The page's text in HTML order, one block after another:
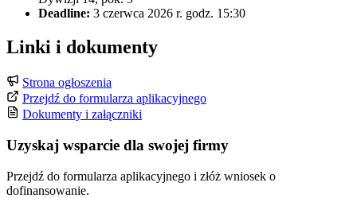
Deadline: 3 czerwca 2026 r. godz. 15:30
Linki i dokumenty
Strona ogłoszenia
Przejdź do formularza aplikacyjnego
Dokumenty i załączniki
Uzyskaj wsparcie dla swojej firmy
Przejdź do formularza aplikacyjnego i złóż wniosek o
dofinansowanie.